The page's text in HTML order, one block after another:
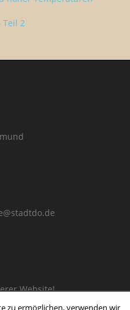
2
Website!
zu ermöglichen, verwenden wir